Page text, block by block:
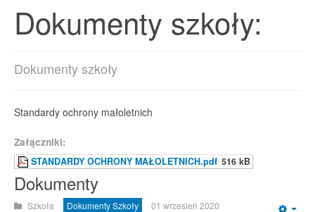
Dokumenty szkoły:
Dokumenty szkoły
Standardy ochrony małoletnich
Załączniki:
STANDARDY OCHRONY MAŁOLETNICH.pdf 516 kB
Dokumenty
Szkoła Dokumenty Szkoły 01 wrzesień 2020